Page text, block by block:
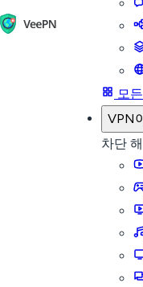
모
VPN
차단